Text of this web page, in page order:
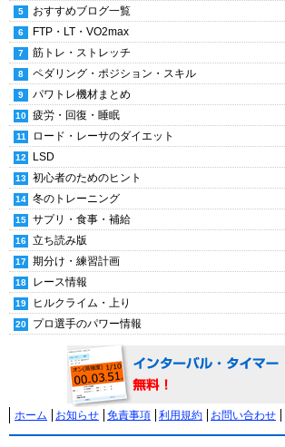
おすすめブログ一覧
FTP・LT・VO2max
筋トレ・ストレッチ
ペダリング・ポジション・スキル
パワトレ機材まとめ
疲労・回復・睡眠
ロード・レーサのダイエット
LSD
初心者のためのヒント
冬のトレーニング
サプリ・食事・補給
立ち読み版
期分け・練習計画
レース情報
ヒルクライム・上り
プロ選手のパワー情報
ホーム お知らせ 免責事項 利用規約 お問い合わせ